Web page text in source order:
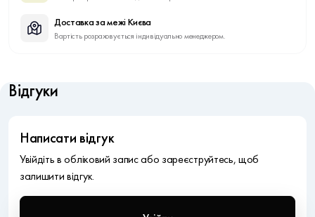
Доставка за межі Києва
Вартість розраховується індивідуально менеджером.
Відгуки
Написати відгук
Увійдіть в обліковий запис або зареєструйтесь, щоб
залишити відгук.